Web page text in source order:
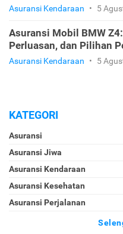
Asuransi Kendaraan • 5
Asuransi Mobil BMW
Perluasan, dan Pilihan
Asuransi Kendaraan • 5
KATEGORI
Asuransi
Asuransi Jiwa
Asuransi Kendaraan
Asuransi Kesehatan
Asuransi Perjalanan